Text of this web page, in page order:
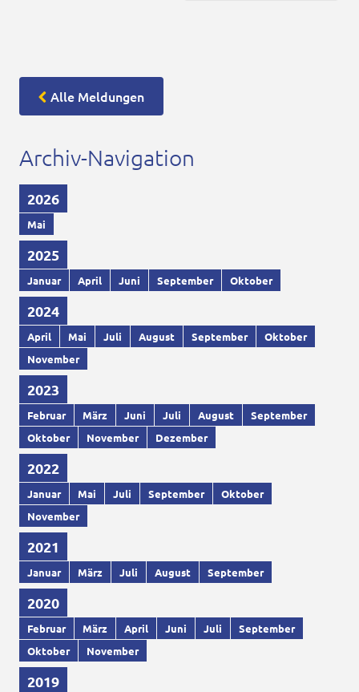
Alle Meldungen
Archiv-Navigation
2026
Mai
2025
Januar April Juni September Oktober
2024
April Mai Juli August September
Oktober
November
2023
Februar März Juni Juli August
September
Oktober
November Dezember
2022
Januar Mai Juli September
Oktober
November
2021
Januar März Juli August September
2020
Februar März April Juni Juli
September
Oktober
November
2019